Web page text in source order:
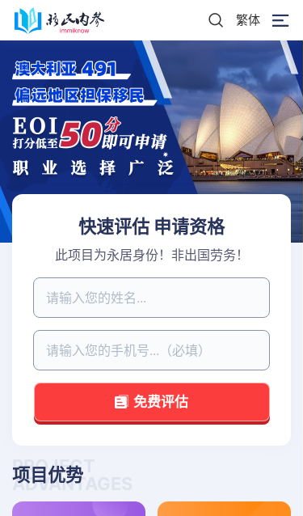
繁体
快速评估 申请资格
此项目为永居身份！非出国劳务！
免费评估
PROJECT
ADVANTAGES
项目优势